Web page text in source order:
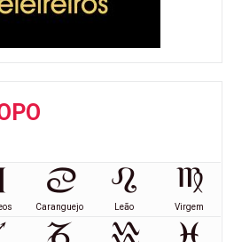
Caranguejo Leão Virgem